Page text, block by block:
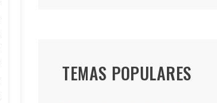
TEMAS POPULARES